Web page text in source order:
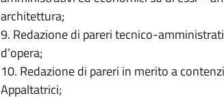
architettura;
9. Redazione di pareri tecnico-
d’opera;
10. Redazione di pareri in merito a
Appaltatrici;